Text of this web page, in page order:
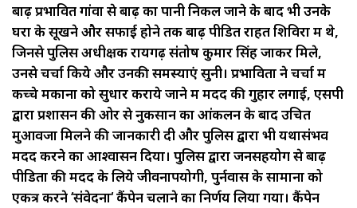
बाढ़ प्रभावित गांवों से बाढ़ का पानी निकल जाने के बाद भी उनके
घरों के सूखने और सफाई होने तक बाढ़ पीडित राहत शिविरों में थे,
जिनसे पुलिस अधीक्षक रायगढ़ संतोष कुमार सिंह जाकर मिले,
उनसे चर्चा किये और उनकी समस्याएं सुनी। प्रभावितों ने चर्चा में
कच्चे मकानों को सुधार कराये जाने में मदद की गुहार लगाई, एसपी
द्वारा प्रशासन की ओर से नुकसान का आंकलन के बाद उचित
मुआवजा मिलने की जानकारी दी और पुलिस द्वारा भी यथासंभव
मदद करने का आश्वासन दिया। पुलिस द्वारा जनसहयोग से बाढ़
पीडितों की मदद के लिये जीवनापयोगी, पुर्नवास के सामानों को
एकत्र करने ‘संवेदना‘ कैंपेन चलाने का निर्णय लिया गया। कैंपेन